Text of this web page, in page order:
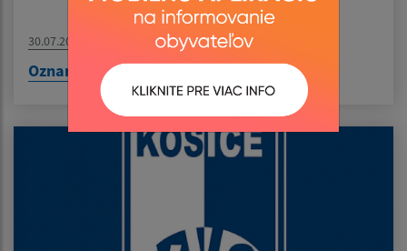
30.07.2026
Oznam - MUDr. Pirická